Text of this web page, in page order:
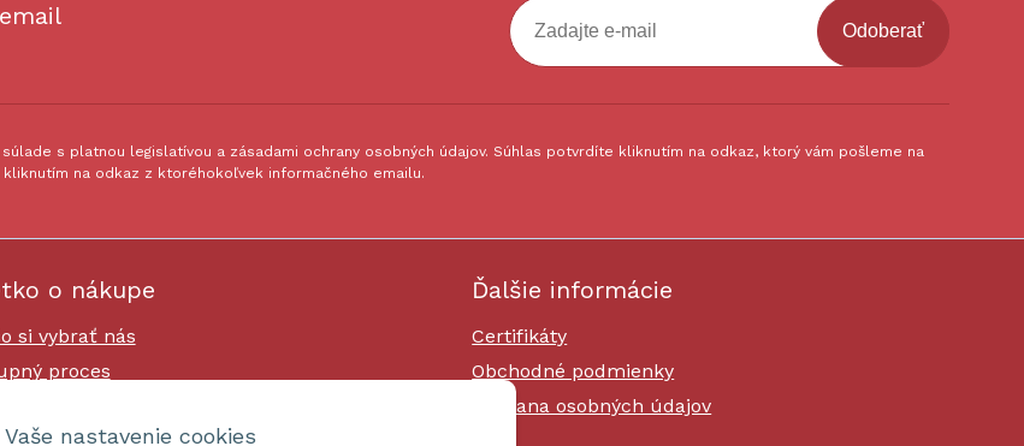
Vaše nastavenie cookies
Odoberať
s platnou legislatívou a zásadami ochrany osobných údajov. Súhlas potvrdíte kliknutím na odkaz, ktorý vám pošleme na
na odkaz z ktoréhokoľvek informačného emailu.
o nákupe
si vybrať nás
proces
a doprava
poriadok
Ďalšie informácie
Certifikáty
Obchodné podmienky
Ochrana osobných údajov